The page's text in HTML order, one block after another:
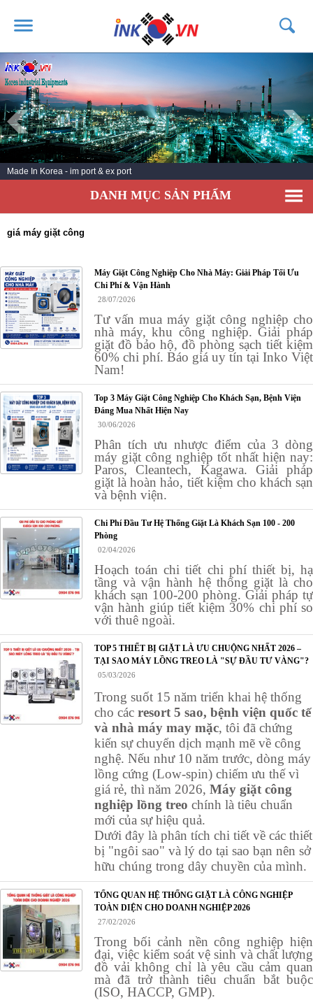
TRANG CHỦ
GIỚI THIỆU
SẢN PHẨM
DỊCH VỤ
TIN TỨC
KHÁCH HÀNG
Made In Korea - im port & ex port
DANH MỤC SẢN PHẨM
giá máy giặt công
Máy Giặt Công Nghiệp Cho Nhà Máy: Giải Pháp Tối Ưu
Chi Phí & Vận Hành
28/07/2026
Tư vấn mua máy giặt công nghiệp cho
nhà máy, khu công nghiệp. Giải pháp
giặt đồ bảo hộ, đồ phòng sạch tiết kiệm
60% chi phí. Báo giá uy tín tại Inko Việt
Nam!
Top 3 Máy Giặt Công Nghiệp Cho Khách Sạn, Bệnh Viện
Đáng Mua Nhất Hiện Nay
30/06/2026
Phân tích ưu nhược điểm của 3 dòng
máy giặt công nghiệp tốt nhất hiện nay:
Paros, Cleantech, Kagawa. Giải pháp
giặt là hoàn hảo, tiết kiệm cho khách sạn
và bệnh viện.
Chi Phí Đầu Tư Hệ Thống Giặt Là Khách Sạn 100 - 200
Phòng
02/04/2026
Hoạch toán chi tiết chi phí thiết bị, hạ
tầng và vận hành hệ thống giặt là cho
khách sạn 100-200 phòng. Giải pháp tự
vận hành giúp tiết kiệm 30% chi phí so
với thuê ngoài.
TOP 5 THIẾT BỊ GIẶT LÀ ƯU CHUỘNG NHẤT 2026 –
TẠI SAO MÁY LỒNG TREO LÀ "SỰ ĐẦU TƯ VÀNG"?
05/03/2026
Trong suốt 15 năm triển khai hệ thống
cho các resort 5 sao, bệnh viện quốc tế
và nhà máy may mặc, tôi đã chứng
kiến sự chuyển dịch mạnh mẽ về công
nghệ. Nếu như 10 năm trước, dòng máy
lồng cứng (Low-spin) chiếm ưu thế vì
giá rẻ, thì năm 2026, Máy giặt công
nghiệp lồng treo chính là tiêu chuẩn
mới của sự hiệu quả.
Dưới đây là phân tích chi tiết về các thiết
bị "ngôi sao" và lý do tại sao bạn nên sở
hữu chúng trong dây chuyền của mình.
TỔNG QUAN HỆ THỐNG GIẶT LÀ CÔNG NGHIỆP
TOÀN DIỆN CHO DOANH NGHIỆP 2026
27/02/2026
Trong bối cảnh nền công nghiệp hiện
đại, việc kiểm soát vệ sinh và chất lượng
đồ vải không chỉ là yêu cầu cảm quan
mà đã trở thành tiêu chuẩn bắt buộc
(ISO, HACCP, GMP).